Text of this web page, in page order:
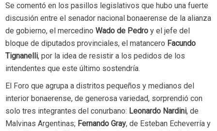
Se comentó en los pasillos legislativos que hubo una fuerte
discusión entre el senador nacional bonaerense de la alianza
de gobierno, el mercedino Wado de Pedroy el jefe del
bloque de diputados provinciales, el matancero Facundo
Tignanelli, por la idea de resistir a los pedidos de los
intendentes que este último sostendría.
El Foro que agrupa a distritos pequeños y medianos del
interior bonaerense, de generosa variedad, sorprendió con
solo tres integrantes del conurbano: Leonardo Nardini, de
Malvinas Argentinas; ⁠Fernando Gray, de Esteban Echeverría y